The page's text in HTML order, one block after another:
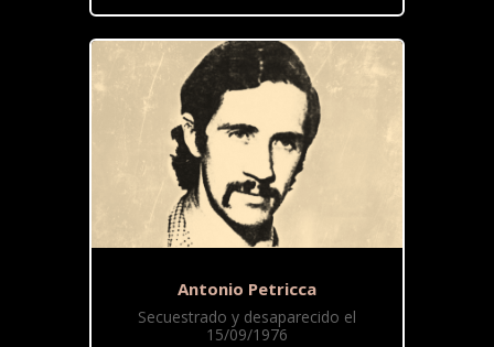
Antonio Petricca
Secuestrado y desaparecido el
15/09/1976